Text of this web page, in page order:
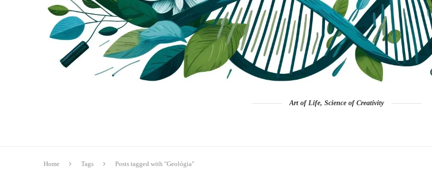
Art of Life, Science of Creativity
Home Tags Posts tagged with "Geológia"